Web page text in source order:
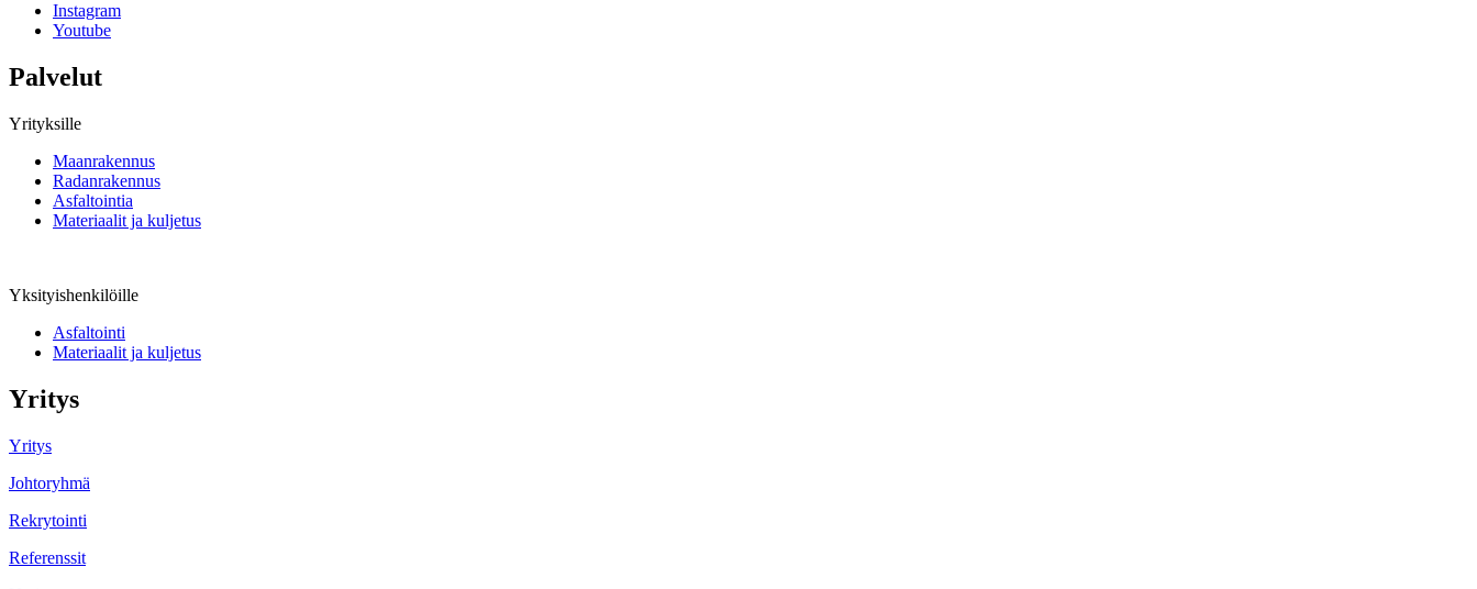
Instagram
Youtube
Palvelut
Yrityksille
Maanrakennus
Radanrakennus
Asfaltointia
Materiaalit ja kuljetus
Yksityishenkilöille
Asfaltointi
Materiaalit ja kuljetus
Yritys
Yritys
Johtoryhmä
Rekrytointi
Referenssit